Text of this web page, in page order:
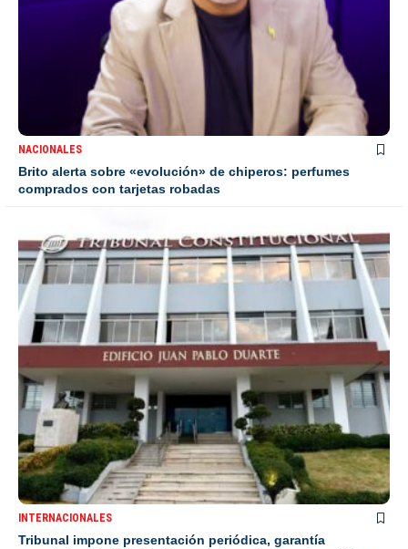
NACIONALES
Brito alerta sobre «evolución» de chiperos: perfumes
comprados con tarjetas robadas
INTERNACIONALES
Tribunal impone presentación periódica, garantía